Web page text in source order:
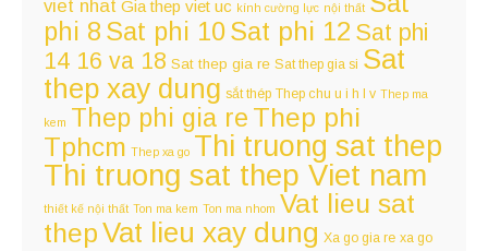
viet nhat Gia thep viet uc kính cường lực nội thất
phi 8 Sat phi 10Sat phi 12 Sat phi
14 16 va 18 Sat thep gia re Sat thep gia si Sat
thep xay dung sắt thép Thep chu u i h l v Thep ma
kem Thep phi gia re Thep phi
Tphcm Thep xa go Thi truong sat thep
Thi truong sat thep Viet nam
thiết kế nội thất Ton ma kem Ton ma nhom Vat lieu sat
thepVat lieu xay dung Xa go gia re xa go